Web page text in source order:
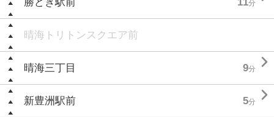
分
晴海トリトンスクエア前
晴海三丁目 9分 
新豊洲駅前 5分 